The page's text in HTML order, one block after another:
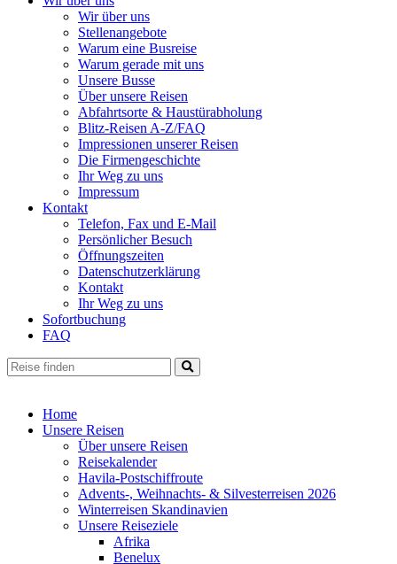
Wir über uns
Stellenangebote
Warum eine Busreise
Warum gerade mit uns
Unsere Busse
Über unsere Reisen
Abfahrtsorte & Haustürabholung
Blitz-Reisen A-Z/FAQ
Impressionen unserer Reisen
Die Firmengeschichte
Ihr Weg zu uns
Impressum
Kontakt
Telefon, Fax und E-Mail
Persönlicher Besuch
Öffnungszeiten
Datenschutzerklärung
Kontakt
Ihr Weg zu uns
Sofortbuchung
FAQ
Home
Unsere Reisen
Über unsere Reisen
Reisekalender
Havila-Postschiffroute
Advents-, Weihnachts- & Silvesterreisen 2026
Winterreisen Skandinavien
Unsere Reiseziele
Afrika
Benelux